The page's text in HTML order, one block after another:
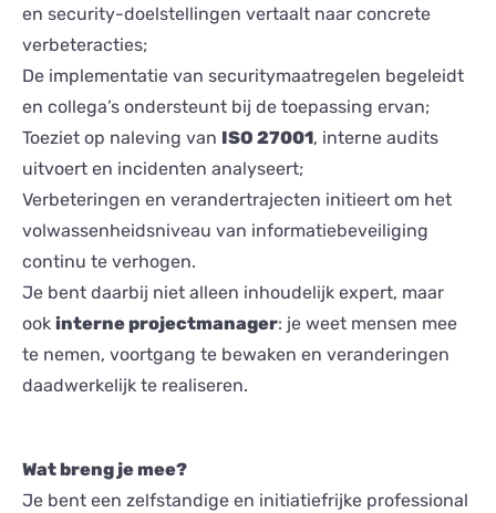
en security-doelstellingen vertaalt naar concrete
verbeteracties;
De implementatie van securitymaatregelen begeleidt
en collega’s ondersteunt bij de toepassing ervan;
Toeziet op naleving van ISO 27001, interne audits
uitvoert en incidenten analyseert;
Verbeteringen en verandertrajecten initieert om het
volwassenheidsniveau van informatiebeveiliging
continu te verhogen.
Je bent daarbij niet alleen inhoudelijk expert, maar
ook interne projectmanager: je weet mensen mee
te nemen, voortgang te bewaken en veranderingen
daadwerkelijk te realiseren.
Wat breng je mee?
Je bent een zelfstandige en initiatiefrijke professional